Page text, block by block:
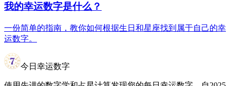
我的幸运数字是什么？
一份简单的指南，教你如何根据生日和星座找到属于自己的幸
运数字。
今日幸运数字